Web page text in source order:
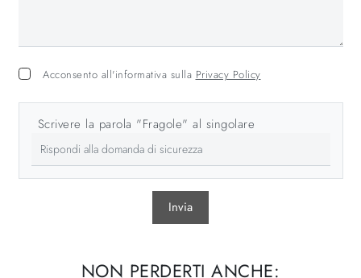
Acconsento all'informativa sulla Privacy Policy
Scrivere la parola "Fragole" al singolare
Invia
NON PERDERTI ANCHE: